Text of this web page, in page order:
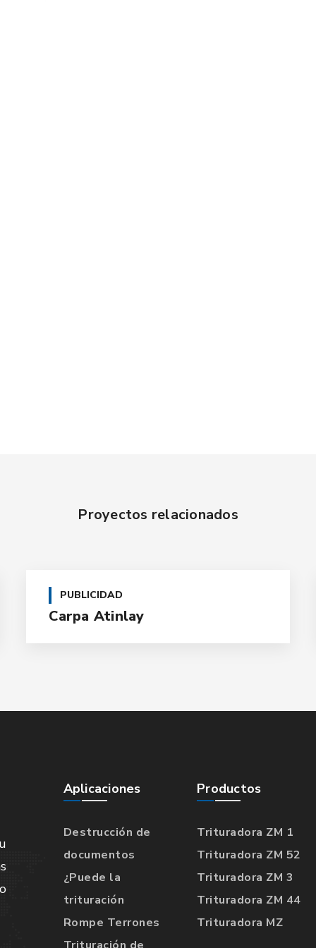
Proyectos relacionados
PUBLICIDAD
Carpa Atinlay
Aplicaciones
Destrucción de
documentos
¿Puede la
trituración
Rompe Terrones
Productos
Trituradora ZM 1
Trituradora ZM 52
Trituradora ZM 3
Trituradora ZM 44
Trituradora MZ